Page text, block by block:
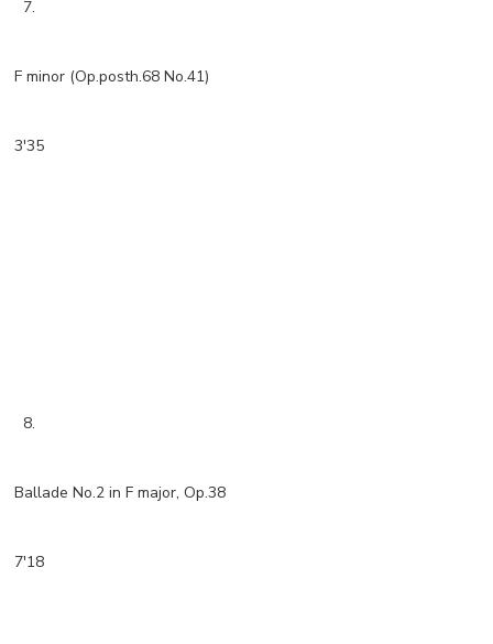
7.
F minor (Op.posth.68 No.41)
3'35
8.
Ballade No.2 in F major, Op.38
7'18